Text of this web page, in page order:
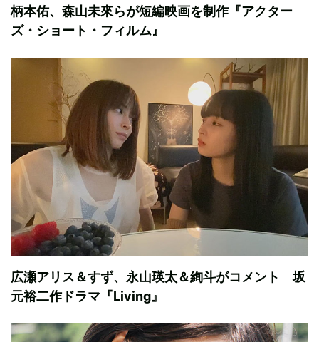
柄本佑、森山未來らが短編映画を制作『アクター
ズ・ショート・フィルム』
広瀬アリス＆すず、永山瑛太＆絢斗がコメント 坂
元裕二作ドラマ『Living』